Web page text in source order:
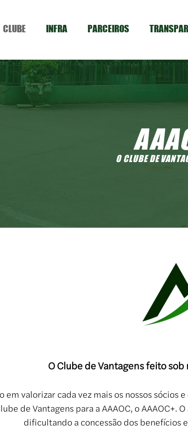
CLUBE INFRA PARCEIROS
O CLUBE DE
O Clube de Vantagens feito
em valorizar cada vez mais os nossos sócios
de Vantagens para a AAAOC, o AAAOC+.
dificultando a concessão dos benefícios